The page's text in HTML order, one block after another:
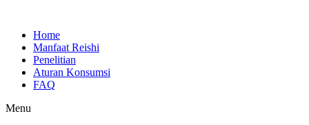
contentHome
Manfaat Reishi
Penelitian
Aturan Konsumsi
FAQ
Menu